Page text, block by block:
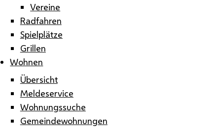
Vereine
Radfahren
Spielplätze
Grillen
Wohnen
Übersicht
Meldeservice
Wohnungssuche
Gemeindewohnungen